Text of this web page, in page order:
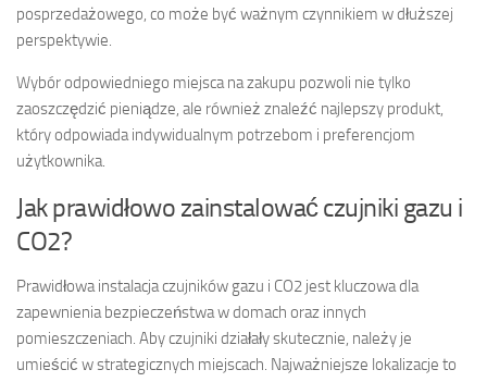
posprzedażowego, co może być ważnym czynnikiem w dłuższej
perspektywie.
Wybór odpowiedniego miejsca na zakupu pozwoli nie tylko
zaoszczędzić pieniądze, ale również znaleźć najlepszy produkt,
który odpowiada indywidualnym potrzebom i preferencjom
użytkownika.
Jak prawidłowo zainstalować czujniki gazu i
CO2?
Prawidłowa instalacja czujników gazu i CO2 jest kluczowa dla
zapewnienia bezpieczeństwa w domach oraz innych
pomieszczeniach. Aby czujniki działały skutecznie, należy je
umieścić w strategicznych miejscach. Najważniejsze lokalizacje to